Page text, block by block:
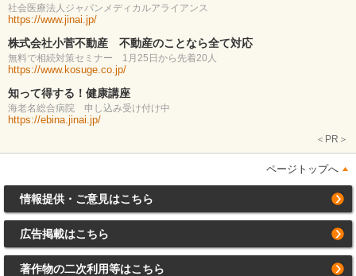
社会医療法人ジャパンメディカルアライアンス
https://www.jinai.jp/
株式会社小菅不動産 不動産のことなら全て対応
無料で相続対策セミナー 1月25日から先着20人
https://www.kosuge.co.jp/
知って得する！健康講座
海老名総合病院 申し込み受け付け中
https://ebina.jinai.jp/
＜PR＞
ページトップへ
情報提供・ご意見はこちら
広告掲載はこちら
著作物の二次利用等はこちら